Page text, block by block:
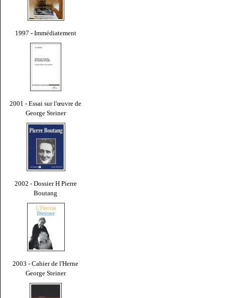
1997 - Immédiatement
2001 - Essai sur l'œuvre de
George Steiner
2002 - Dossier H Pierre
Boutang
2003 - Cahier de l'Herne
George Steiner